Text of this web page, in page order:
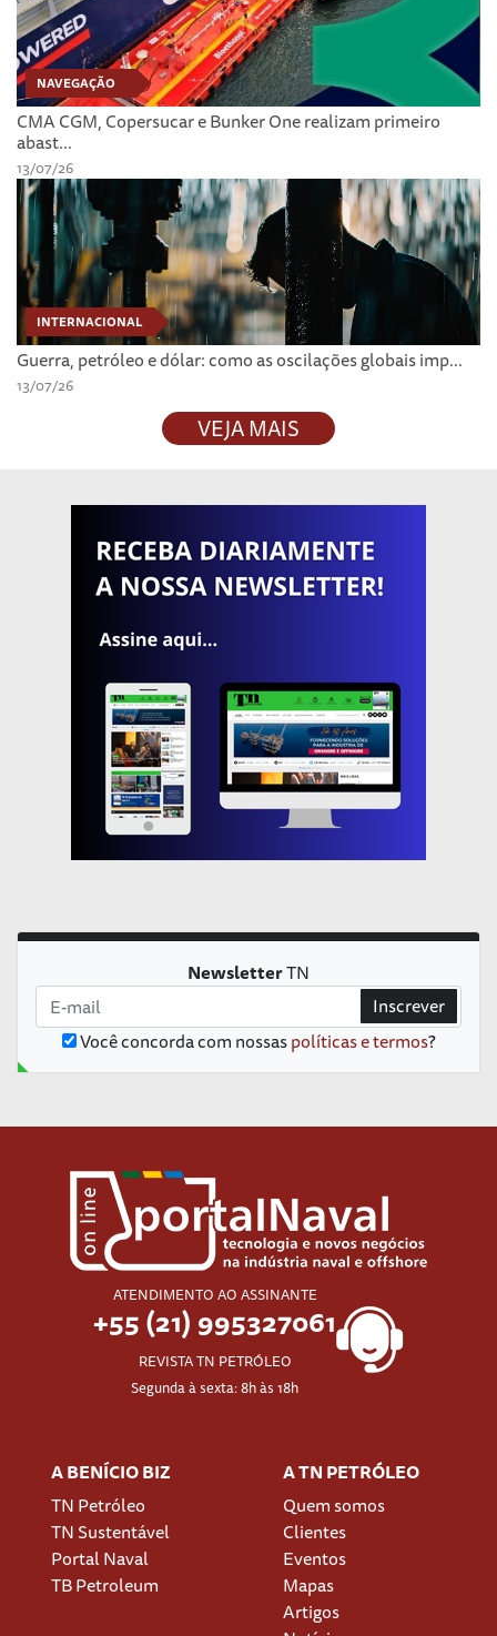
NAVEGAÇÃO
CMA CGM, Copersucar e Bunker One realizam primeiro
abast...
13/07/26
INTERNACIONAL
Guerra, petróleo e dólar: como as oscilações globais imp...
13/07/26
VEJA MAIS
NewsletterTN
Você concorda com nossaspolíticas e termos?
Inscrever
ATENDIMENTO AO ASSINANTE
+55 (21) 995327061
REVISTA TN PETRÓLEO
Segunda à sexta: 8h às 18h
A BENÍCIO BIZ
TN Petróleo
TN Sustentável
Portal Naval
TB Petroleum
A TN PETRÓLEO
Quem somos
Clientes
Eventos
Mapas
Artigos